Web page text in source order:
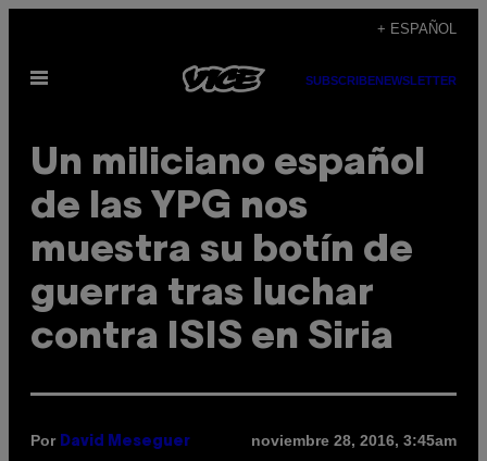
contenido
+ ESPAÑOL
Abrir
SUBSCRIBENEWSLETTER
Un miliciano español
de las YPG nos
muestra su botín de
guerra tras luchar
contra ISIS en Siria
Por David Meseguer noviembre 28, 2016, 3:45am